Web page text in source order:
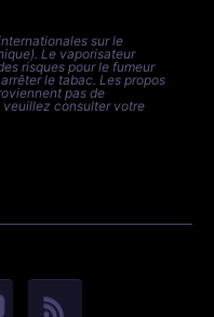
sur le
Le vaporisateur
risques pour le fumeur
le tabac. Les propos
pas de
veuillez consulter votre